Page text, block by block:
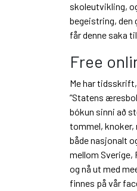
skoleutvikling,
begeistring, den
får denne saka
Free
Me har
”Statens
bókun sinni að
tommel, knoker,
både nasjonalt
mellom Sverige,
og nå ut med
finnes på vår